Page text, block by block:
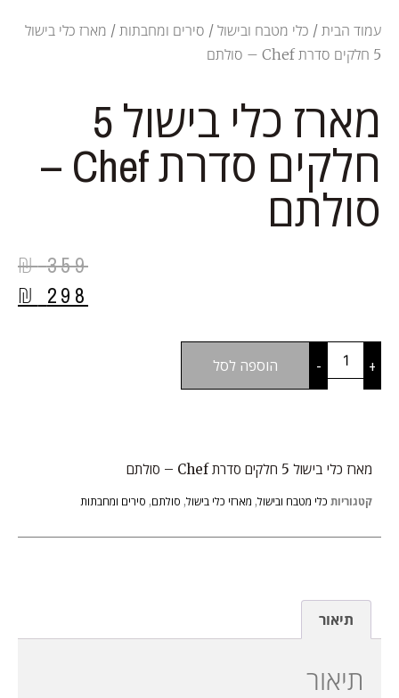
עמוד הבית / כלי מטבח ובישול / סירים ומחבתות / מארז כלי בישול
5 חלקים סדרת Chef – סולתם
מארז כלי בישול 5
חלקים סדרת Chef –
סולתם
359
₪
298
₪
+
- הוספה לסל
מארז כלי בישול 5 חלקים סדרת Chef – סולתם
קטגוריות כלי מטבח ובישול, מארזי כלי בישול, סולתם, סירים ומחבתות
תיאור
תיאור